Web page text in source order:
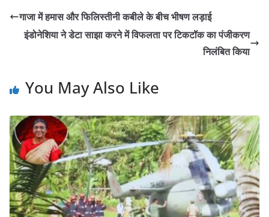
गाजा में हमास और फिलिस्तीनी कबीले के बीच भीषण लड़ाई
इंडोनेशिया ने डेटा साझा करने में विफलता पर टिकटॉक का पंजीकरण
निलंबित किया
You May Also Like